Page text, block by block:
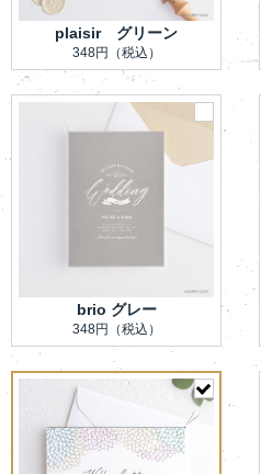
plaisir グリーン
348円 （税込）
brio グレー
348円 （税込）